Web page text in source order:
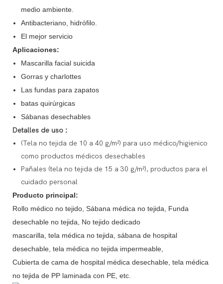
medio ambiente.
Antibacteriano, hidrófilo.
El mejor servicio
Aplicaciones:
Mascarilla facial suicida
Gorras y charlottes
Las fundas para zapatos
batas quirúrgicas
Sábanas desechables
Detalles de uso :
(Tela no tejida de 10 a 40 g/m²) para uso médico/higienico
como productos médicos desechables
Pañales (tela no tejida de 15 a 30 g/m²), productos para el
cuidado personal
Producto principal:
Rollo médico no tejido, Sábana médica no tejida, Funda
desechable no tejida, No tejido dedicado
mascarilla, tela médica no tejida, sábana de hospital
desechable, tela médica no tejida impermeable,
Cubierta de cama de hospital médica desechable, tela médica
no tejida de PP laminada con PE, etc.